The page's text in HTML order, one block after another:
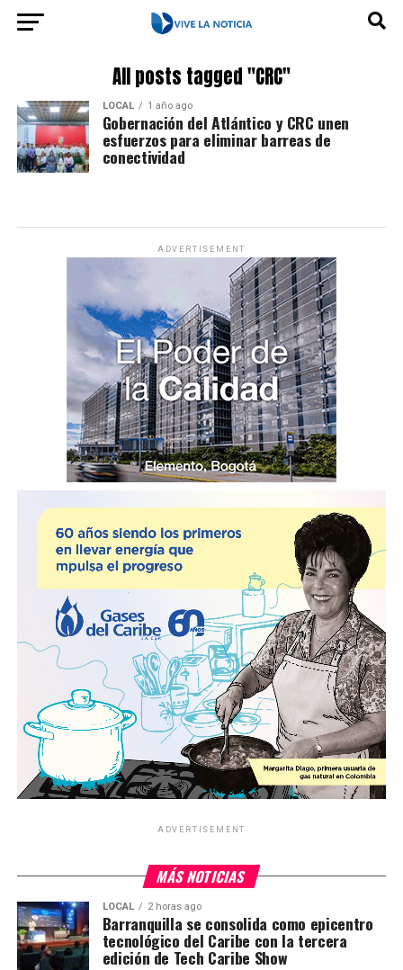
All posts tagged "CRC"
LOCAL 1 año ago
Gobernación del Atlántico y CRC unen
esfuerzos para eliminar barreas de
conectividad
ADVERTISEMENT
ADVERTISEMENT
MÁS NOTICIAS
LOCAL 2 horas ago
Barranquilla se consolida como epicentro
tecnológico del Caribe con la tercera
edición de Tech Caribe Show